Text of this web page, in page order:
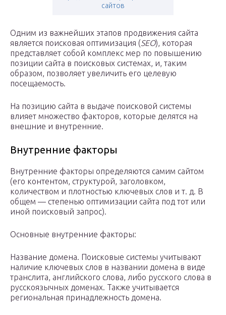
сайтов
Одним из важнейших этапов продвижения сайта
является поисковая оптимизация (SEO), которая
представляет собой комплекс мер по повышению
позиции сайта в поисковых системах, и, таким
образом, позволяет увеличить его целевую
посещаемость.
На позицию сайта в выдаче поисковой системы
влияет множество факторов, которые делятся на
внешние и внутренние.
Внутренние факторы
Внутренние факторы определяются самим сайтом
(его контентом, структурой, заголовком,
количеством и плотностью ключевых слов и т. д. В
общем — степенью оптимизации сайта под тот или
иной поисковый запрос).
Основные внутренние факторы:
Название домена. Поисковые системы учитывают
наличие ключевых слов в названии домена в виде
транслита, английского слова, либо русского слова в
русскоязычных доменах. Также учитывается
региональная принадлежность домена.